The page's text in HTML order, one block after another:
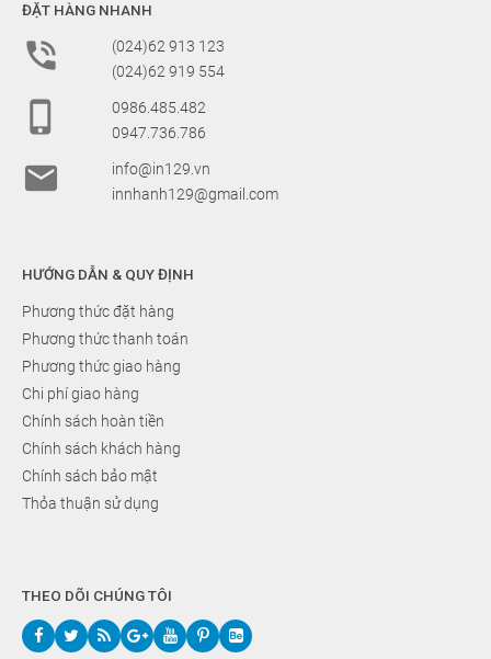
ĐẶT HÀNG NHANH

(024)62 913 123
(024)62 919 554

0986.485.482
0947.736.786

info@in129.vn
innhanh129@gmail.com
HƯỚNG DẪN & QUY ĐỊNH
Phương thức đặt hàng
Phương thức thanh toán
Phương thức giao hàng
Chi phí giao hàng
Chính sách hoàn tiền
Chính sách khách hàng
Chính sách bảo mật
Thỏa thuận sử dụng
THEO DÕI CHÚNG TÔI